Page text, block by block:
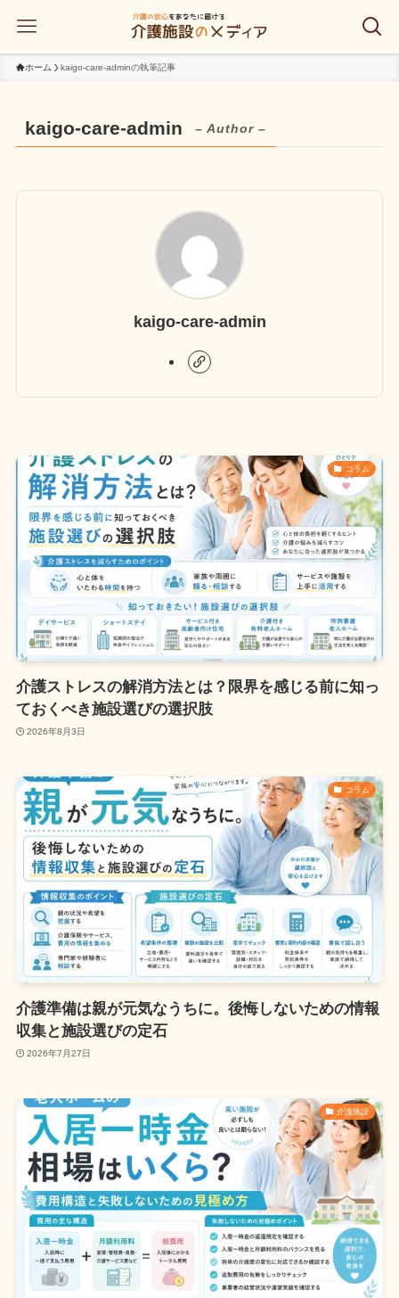
ホーム kaigo-care-adminの執筆記事
kaigo-care-admin – Author –
kaigo-care-admin
コラム
介護ストレスの解消方法とは？限界を感じる前に知っ
ておくべき施設選びの選択肢
2026年8月3日
コラム
介護準備は親が元気なうちに。後悔しないための情報
収集と施設選びの定石
2026年7月27日
介護施設